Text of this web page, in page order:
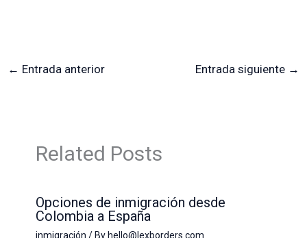
← Entrada anterior Entrada siguiente →
Related Posts
Opciones de inmigración desde
Colombia a España
inmigración / By hello@lexborders.com